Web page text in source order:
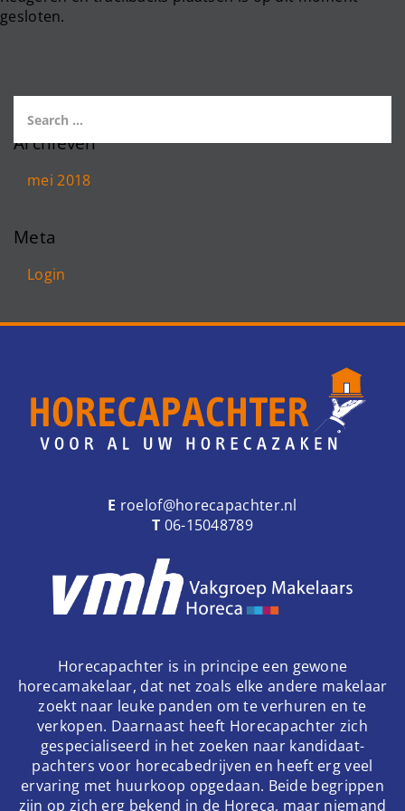
gesloten.
Archieven
mei 2018
Meta
Login
E roelof@horecapachter.nl
T 06-15048789
Horecapachter is in principe een gewone
horecamakelaar, dat net zoals elke andere makelaar
zoekt naar leuke panden om te verhuren en te
verkopen. Daarnaast heeft Horecapachter zich
gespecialiseerd in het zoeken naar kandidaat-
pachters voor horecabedrijven en heeft erg veel
ervaring met huurkoop opgedaan. Beide begrippen
zijn op zich erg bekend in de Horeca, maar niemand